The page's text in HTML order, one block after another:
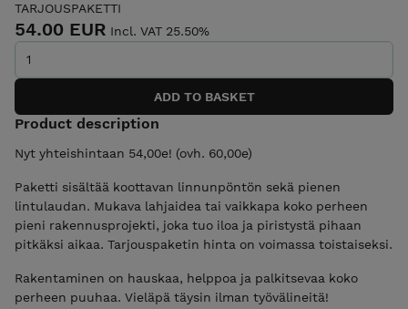
TARJOUSPAKETTI
54.00 EUR Incl. VAT 25.50%
Product description
Nyt yhteishintaan 54,00e! (ovh. 60,00e)
Paketti sisältää koottavan linnunpöntön sekä pienen
lintulaudan. Mukava lahjaidea tai vaikkapa koko perheen
pieni rakennusprojekti, joka tuo iloa ja piristystä pihaan
pitkäksi aikaa. Tarjouspaketin hinta on voimassa toistaiseksi.
Rakentaminen on hauskaa, helppoa ja palkitsevaa koko
perheen puuhaa. Vieläpä täysin ilman työvälineitä!